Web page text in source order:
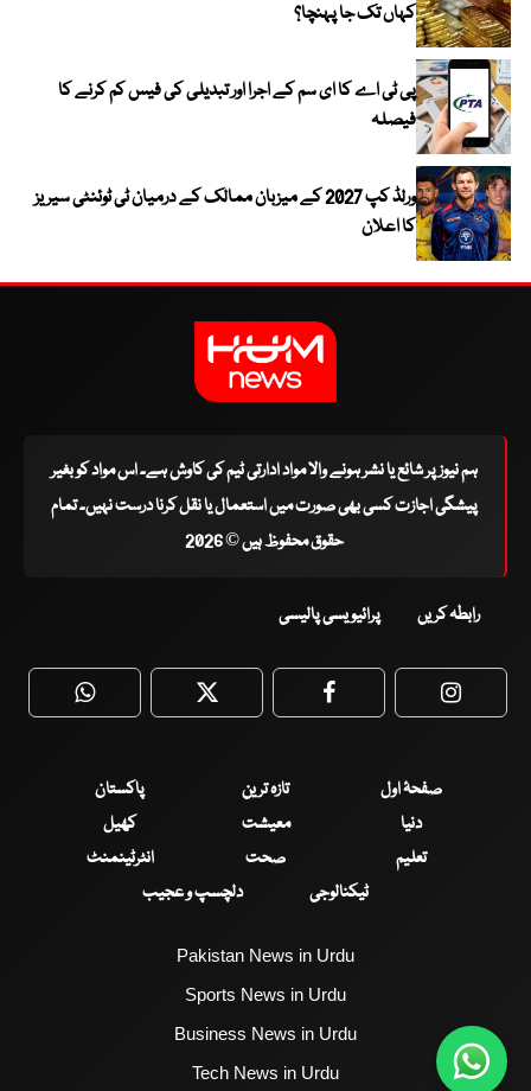
کہاں تک جا پہنچا؟
پی ٹی اے کا ای سم کے اجرا اور تبدیلی کی فیس کم کرنے کا
فیصلہ
ورلڈ کپ 2027 کے میزبان ممالک کے درمیان ٹی ٹوئنٹی سیریز
کا اعلان
ہم نیوز پر شائع یا نشر ہونے والا مواد ادارتی ٹیم کی کاوش ہے۔ اس مواد کو بغیر
پیشگی اجازت کسی بھی صورت میں استعمال یا نقل کرنا درست نہیں۔ تمام
حقوق محفوظ ہیں © 2026
رابطہ کریں پرائیویسی پالیسی
WhatsApp Twitter Facebook
صفحۂ اول تازہ ترین
پاکستان
دنیا
معیشت
کھیل
تعلیم
صحت
انٹرٹینمنٹ
ٹیکنالوجی
دلچسپ و عجیب
Pakistan News in Urdu
Sports News in Urdu
Business News in Urdu
Tech News in Urdu